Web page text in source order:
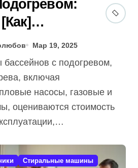
В
Мар 19, 2025
включая
насосы, газовые и
оцениваются стоимость
Стиральные машины